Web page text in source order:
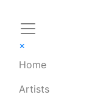
×
Home
Artists